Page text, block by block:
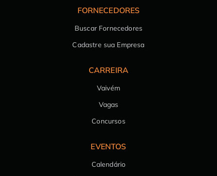
FORNECEDORES
Buscar Fornecedores
Cadastre sua Empresa
CARREIRA
Vaivém
Vagas
Concursos
EVENTOS
Calendário